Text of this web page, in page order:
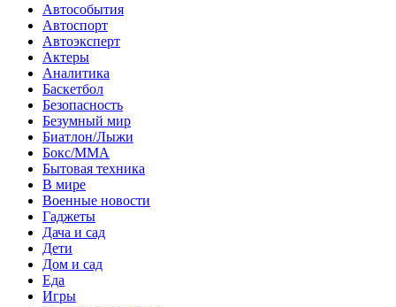
Автособытия
Автоспорт
Автоэксперт
Актеры
Аналитика
Баскетбол
Безопасность
Безумный мир
Биатлон/Лыжи
Бокс/MMA
Бытовая техника
В мире
Военные новости
Гаджеты
Дача и сад
Дети
Дом и сад
Еда
Игры